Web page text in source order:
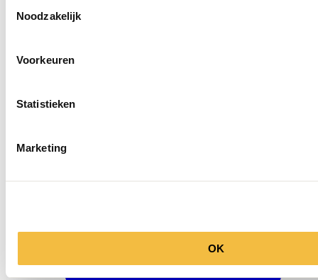
Noodzakelijk
Voorkeuren
Statistieken
Marketing
OK
info@ballegooyenmodes.com